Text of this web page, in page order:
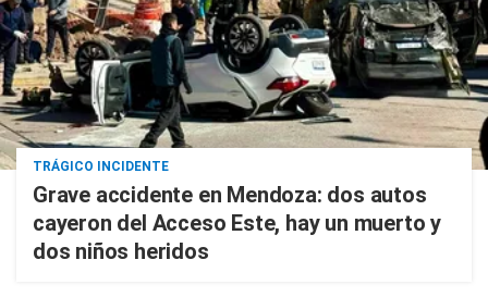
TRÁGICO INCIDENTE
Grave accidente en Mendoza: dos autos
cayeron del Acceso Este, hay un muerto y
dos niños heridos